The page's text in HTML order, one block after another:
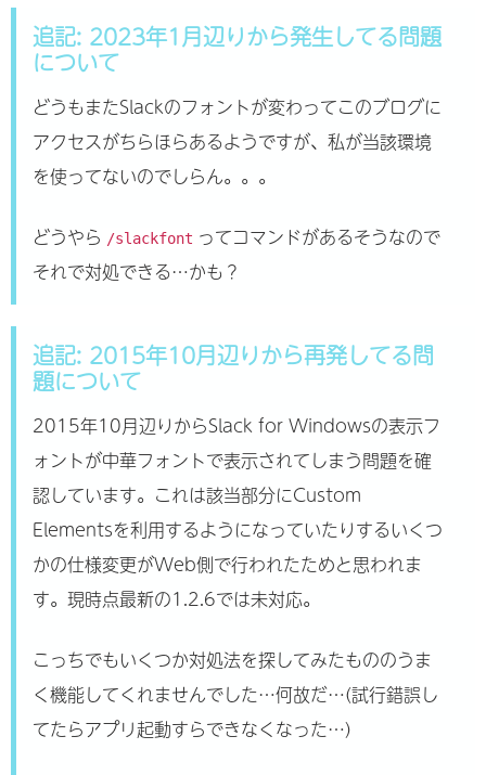
追記: 2023年1月辺りから発生してる問題
について
どうもまたSlackのフォントが変わってこのブログに
アクセスがちらほらあるようですが、私が当該環境
を使ってないのでしらん。。。
どうやら /slackfont ってコマンドがあるそうなので
それで対処できる…かも？
追記: 2015年10月辺りから再発してる問
題について
2015年10月辺りからSlack for Windowsの表示フ
ォントが中華フォントで表示されてしまう問題を確
認しています。これは該当部分にCustom
Elementsを利用するようになっていたりするいくつ
かの仕様変更がWeb側で行われたためと思われま
す。現時点最新の1.2.6では未対応。
こっちでもいくつか対処法を探してみたもののうま
く機能してくれませんでした…何故だ…(試行錯誤し
てたらアプリ起動すらできなくなった…)